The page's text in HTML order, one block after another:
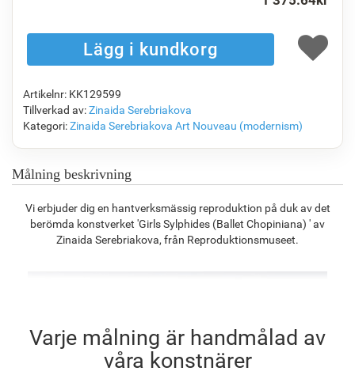
F7034-296 F6731-224
1 430.51 1 356.27
1 326.69kr 1 030.43kr 1 485.61kr 1 337.25kr
Artikelnr: KK129599
Tillverkad av:Zinaida Serebriakova
Kategori:Zinaida Serebriakova Art Nouveau (modernism)
Målning beskrivning
Vi erbjuder dig en hantverksmässig reproduktion på duk av det
berömda konstverket 'Girls Sylphides (Ballet Chopiniana) ' av
Zinaida Serebriakova, från Reproduktionsmuseet.
Varje målning är handmålad av
våra konstnärer